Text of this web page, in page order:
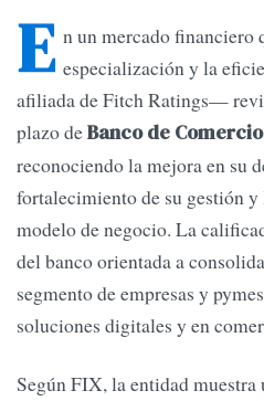
E n un mercado financiero
especialización y la
afiliada de Fitch Ratings—
plazo deBanco de
reconociendo la mejora en su
fortalecimiento de su gestión
modelo de negocio. La
del banco orientada a
segmento de empresas y
soluciones digitales y en
Según FIX, la entidad muestra